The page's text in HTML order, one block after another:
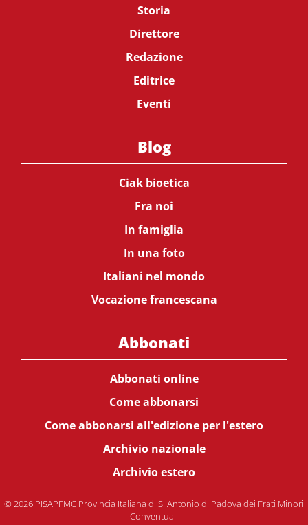
Storia
Direttore
Redazione
Editrice
Eventi
Blog
Ciak bioetica
Fra noi
In famiglia
In una foto
Italiani nel mondo
Vocazione francescana
Abbonati
Abbonati online
Come abbonarsi
Come abbonarsi all'edizione per l'estero
Archivio nazionale
Archivio estero
© 2026 PISAPFMC Provincia Italiana di S. Antonio di Padova dei Frati Minori
Conventuali